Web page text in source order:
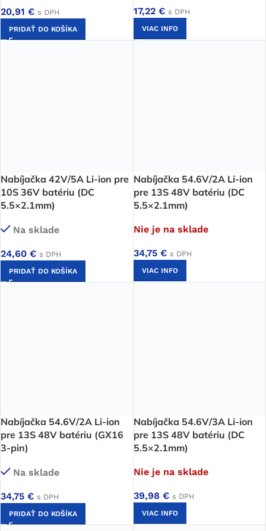
20,91 € s DPH
PRIDAŤ DO KOŠÍKA
17,22 € s DPH
VIAC INFO
Nabíjačka 42V/5A Li-ion pre
10S 36V batériu (DC
5.5×2.1mm)
Na sklade
24,60 € s DPH
PRIDAŤ DO KOŠÍKA
Nabíjačka 54.6V/2A Li-ion
pre 13S 48V batériu (DC
5.5×2.1mm)
Nie je na sklade
34,75 € s DPH
VIAC INFO
Nabíjačka 54.6V/2A Li-ion
pre 13S 48V batériu (GX16
3-pin)
Na sklade
34,75 € s DPH
PRIDAŤ DO KOŠÍKA
Nabíjačka 54.6V/3A Li-ion
pre 13S 48V batériu (DC
5.5×2.1mm)
Nie je na sklade
39,98 € s DPH
VIAC INFO